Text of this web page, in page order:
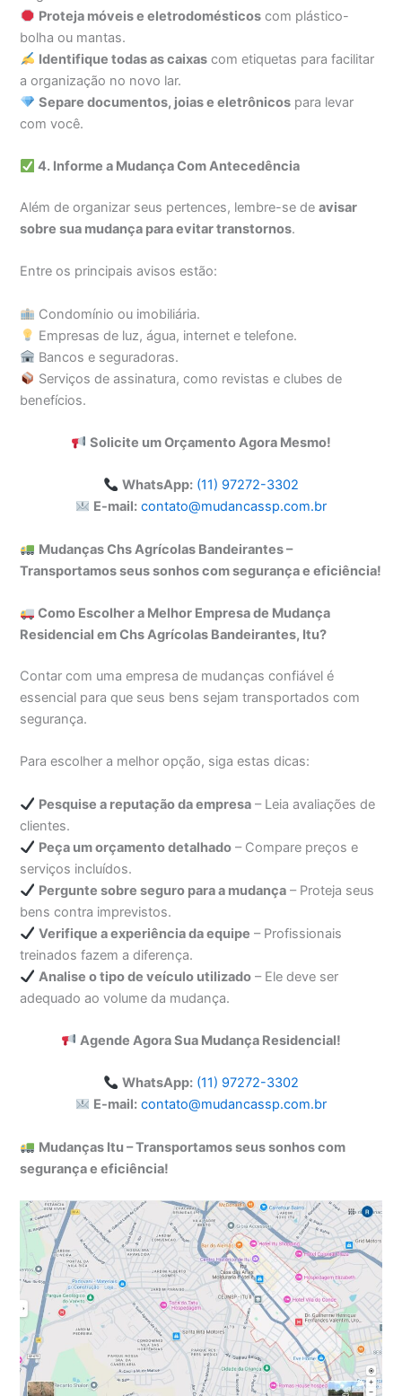
Proteja móveis e eletrodomésticos com plástico-
bolha ou mantas.
Identifique todas as caixas com etiquetas para facilitar
a organização no novo lar.
Separe documentos, joias e eletrônicos para levar
com você.
4. Informe a Mudança Com Antecedência
Além de organizar seus pertences, lembre-se deavisar
sobre sua mudança para evitar transtornos.
Entre os principais avisos estão:
Condomínio ou imobiliária.
Empresas de luz, água, internet e telefone.
Bancos e seguradoras.
Serviços de assinatura, como revistas e clubes de
benefícios.
Solicite um Orçamento Agora Mesmo!
WhatsApp: (11) 97272-3302
E-mail: contato@mudancassp.com.br
Mudanças Chs Agrícolas Bandeirantes –
Transportamos seus sonhos com segurança e eficiência!
Como Escolher a Melhor Empresa de Mudança
Residencial em Chs Agrícolas Bandeirantes, Itu?
Contar com uma empresa de mudanças confiável é
essencial para que seus bens sejam transportados com
segurança.
Para escolher a melhor opção, siga estas dicas:
Pesquise a reputação da empresa – Leia avaliações de
clientes.
Peça um orçamento detalhado – Compare preços e
serviços incluídos.
Pergunte sobre seguro para a mudança – Proteja seus
bens contra imprevistos.
Verifique a experiência da equipe – Profissionais
treinados fazem a diferença.
Analise o tipo de veículo utilizado – Ele deve ser
adequado ao volume da mudança.
Agende Agora Sua Mudança Residencial!
WhatsApp: (11) 97272-3302
E-mail: contato@mudancassp.com.br
Mudanças Itu – Transportamos seus sonhos com
segurança e eficiência!